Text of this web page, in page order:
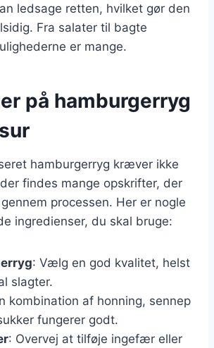
ledsage retten, hvilket gør den
Fra salater til bagte
er mange.
på hamburgerryg
hamburgerryg kræver ikke
findes mange opskrifter, der
processen. Her er nogle
ingredienser, du skal bruge:
: Vælg en god kvalitet, helst
slagter.
kombination af honning, sennep
fungerer godt.
: Overvej at tilføje ingefær eller